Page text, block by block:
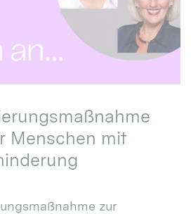
Menschen mit
zur